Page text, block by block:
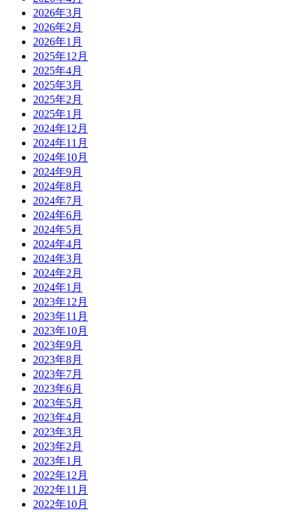
2026年3月
2026年2月
2026年1月
2025年12月
2025年4月
2025年3月
2025年2月
2025年1月
2024年12月
2024年11月
2024年10月
2024年9月
2024年8月
2024年7月
2024年6月
2024年5月
2024年4月
2024年3月
2024年2月
2024年1月
2023年12月
2023年11月
2023年10月
2023年9月
2023年8月
2023年7月
2023年6月
2023年5月
2023年4月
2023年3月
2023年2月
2023年1月
2022年12月
2022年11月
2022年10月